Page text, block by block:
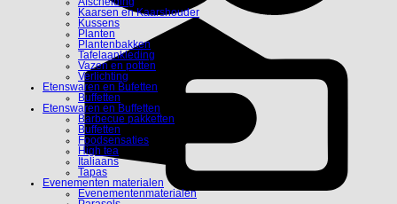
Kaarsen en Kaarshouder
Kussens
Planten
Plantenbakken
Tafelaankleding
Vazen en potten
Verlichting
Etenswaren en Bufetten
Buffetten
Etenswaren en Buffetten
Barbecue pakketten
Buffetten
Foodsensaties
High tea
Italiaans
Tapas
Evenementen materialen
Evenementenmaterialen